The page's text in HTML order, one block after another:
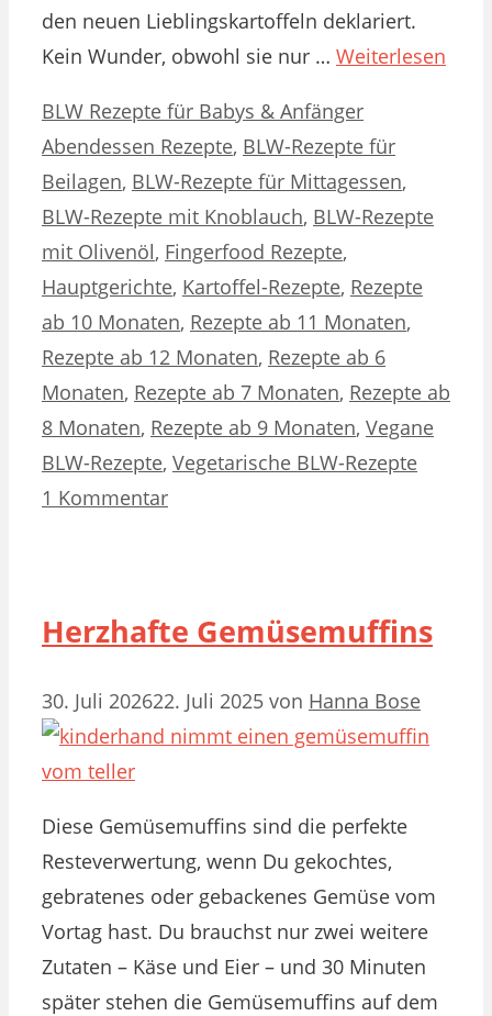
den neuen Lieblingskartoffeln deklariert.
Kein Wunder, obwohl sie nur … Weiterlesen
Kategorien
BLW Rezepte für Babys & AnfängerSchlagwörter
Abendessen Rezepte, BLW-Rezepte für
Beilagen, BLW-Rezepte für Mittagessen,
BLW-Rezepte mit Knoblauch, BLW-Rezepte
mit Olivenöl, Fingerfood Rezepte,
Hauptgerichte, Kartoffel-Rezepte, Rezepte
ab 10 Monaten, Rezepte ab 11 Monaten,
Rezepte ab 12 Monaten, Rezepte ab 6
Monaten, Rezepte ab 7 Monaten, Rezepte ab
8 Monaten, Rezepte ab 9 Monaten, Vegane
BLW-Rezepte, Vegetarische BLW-Rezepte
1 Kommentar
Herzhafte Gemüsemuffins
30. Juli 202622. Juli 2025 von Hanna Bose
Diese Gemüsemuffins sind die perfekte
Resteverwertung, wenn Du gekochtes,
gebratenes oder gebackenes Gemüse vom
Vortag hast. Du brauchst nur zwei weitere
Zutaten – Käse und Eier – und 30 Minuten
später stehen die Gemüsemuffins auf dem